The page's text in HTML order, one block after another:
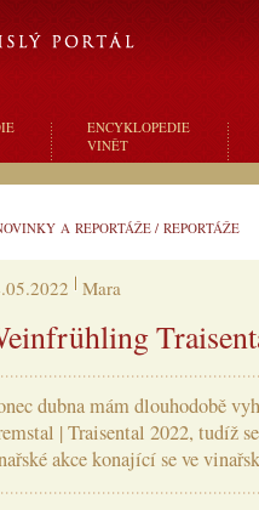
ENCYKLOPEDIE
VINĚT
A REPORTÁŽE / REPORTÁŽE
Mara
dubna mám dlouhodobě
| Traisental 2022, tudíž
akce konající se ve